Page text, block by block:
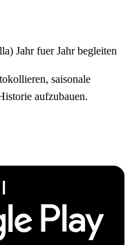
Jahr fuer Jahr begleiten
saisonale
aufzubauen.